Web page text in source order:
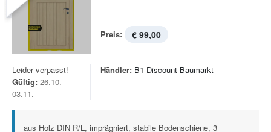
Preis: € 99,00
Leider verpasst!
Gültig: 26.10. -
03.11.
Händler: B1 Discount Baumarkt
aus Holz DIN R/L, imprägniert, stabile Bodenschiene, 3